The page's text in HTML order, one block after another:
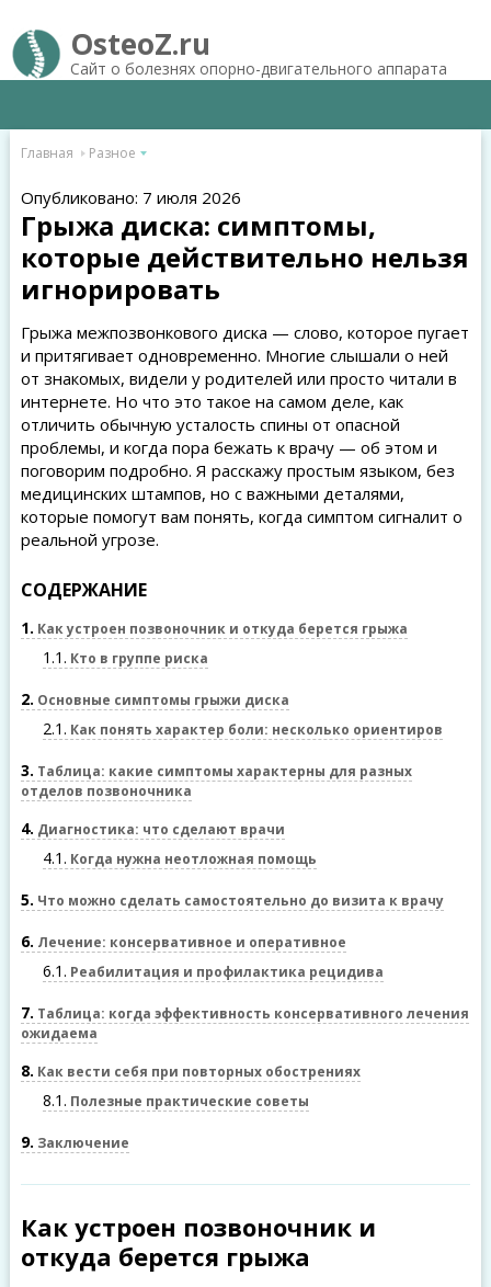
OsteoZ.ru
Сайт о болезнях опорно-двигательного аппарата
Главная Разное
Опубликовано: 7 июля 2026
Грыжа диска: симптомы,
которые действительно нельзя
игнорировать
Грыжа межпозвонкового диска — слово, которое пугает
и притягивает одновременно. Многие слышали о ней
от знакомых, видели у родителей или просто читали в
интернете. Но что это такое на самом деле, как
отличить обычную усталость спины от опасной
проблемы, и когда пора бежать к врачу — об этом и
поговорим подробно. Я расскажу простым языком, без
медицинских штампов, но с важными деталями,
которые помогут вам понять, когда симптом сигналит о
реальной угрозе.
СОДЕРЖАНИЕ
1 Как устроен позвоночник и откуда берется грыжа
1.1 Кто в группе риска
2 Основные симптомы грыжи диска
2.1 Как понять характер боли: несколько ориентиров
3 Таблица: какие симптомы характерны для разных
отделов позвоночника
4 Диагностика: что сделают врачи
4.1 Когда нужна неотложная помощь
5 Что можно сделать самостоятельно до визита к врачу
6 Лечение: консервативное и оперативное
6.1 Реабилитация и профилактика рецидива
7 Таблица: когда эффективность консервативного лечения
ожидаема
8 Как вести себя при повторных обострениях
8.1 Полезные практические советы
9 Заключение
Как устроен позвоночник и
откуда берется грыжа